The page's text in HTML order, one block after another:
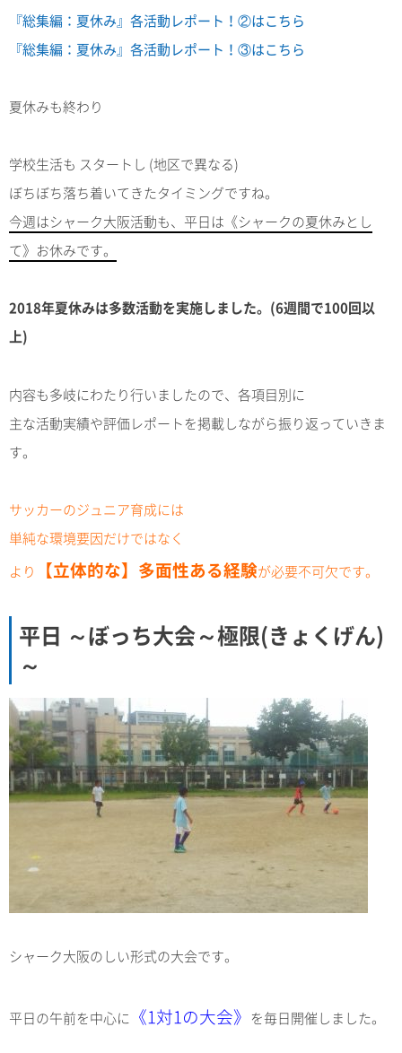
『総集編：夏休み』各活動レポート！②はこちら
『総集編：夏休み』各活動レポート！③はこちら
夏休みも終わり
学校生活も スタートし (地区で異なる)
ぼちぼち落ち着いてきたタイミングですね。
今週はシャーク大阪活動も、平日は《シャークの夏休みとし
て》お休みです。
2018年夏休みは多数活動を実施しました。(6週間で100回以
上)
内容も多岐にわたり行いましたので、各項目別に
主な活動実績や評価レポートを掲載しながら振り返っていきま
す。
サッカーのジュニア育成には
単純な環境要因だけではなく
より
【立体的な】多面性ある経験が必要不可欠です。
平日 ～ぼっち大会～極限(きょくげん)
～
シャーク大阪のしい形式の大会です。
平日の午前を中心に 《1対1の大会》 を毎日開催しました。